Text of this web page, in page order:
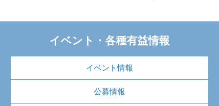
イベント・各種有益情報
イベント情報
公募情報